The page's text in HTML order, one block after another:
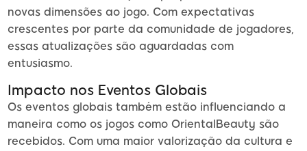
novas dimensões ao jogo. Com expectativas
crescentes por parte da comunidade de jogadores,
essas atualizações são aguardadas com
entusiasmo.
Impacto nos Eventos Globais
Os eventos globais também estão influenciando a
maneira como os jogos como OrientalBeauty são
recebidos. Com uma maior valorização da cultura e